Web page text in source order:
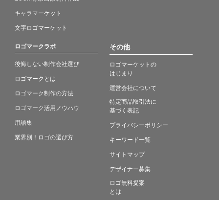
キャラマーケット
文字ロゴマーケット
ロゴマークラボ
後悔しない制作会社選び
ロゴマークとは
ロゴマーク制作の方法
ロゴマーク活用ノウハウ
用語集
業界別！ロゴの選び方
その他
ロゴマーケットの
はじまり
運営会社について
特定商品取引法に
基づく表記
プライバシーポリシー
キーワード一覧
サイトマップ
デザイナー募集
ロゴ無料提案
とは